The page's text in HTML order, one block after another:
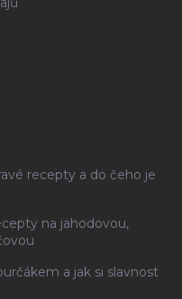
recepty a do čeho je
na jahodovou,
a jak si slavnost